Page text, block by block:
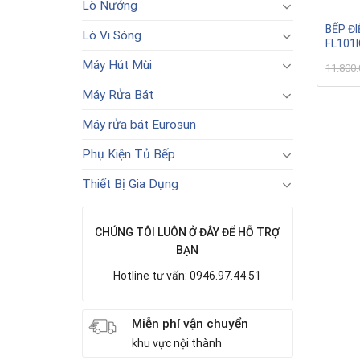
Lò Nướng
Lò Vi Sóng
Máy Hút Mùi
Máy Rửa Bát
Máy rửa bát Eurosun
Phụ Kiện Tủ Bếp
Thiết Bị Gia Dụng
CHÚNG TÔI LUÔN Ở ĐÂY ĐỂ HỖ TRỢ
BẠN
Hotline tư vấn: 0946.97.44.51
Miễn phí vận chuyển
khu vực nội thành
BẾP